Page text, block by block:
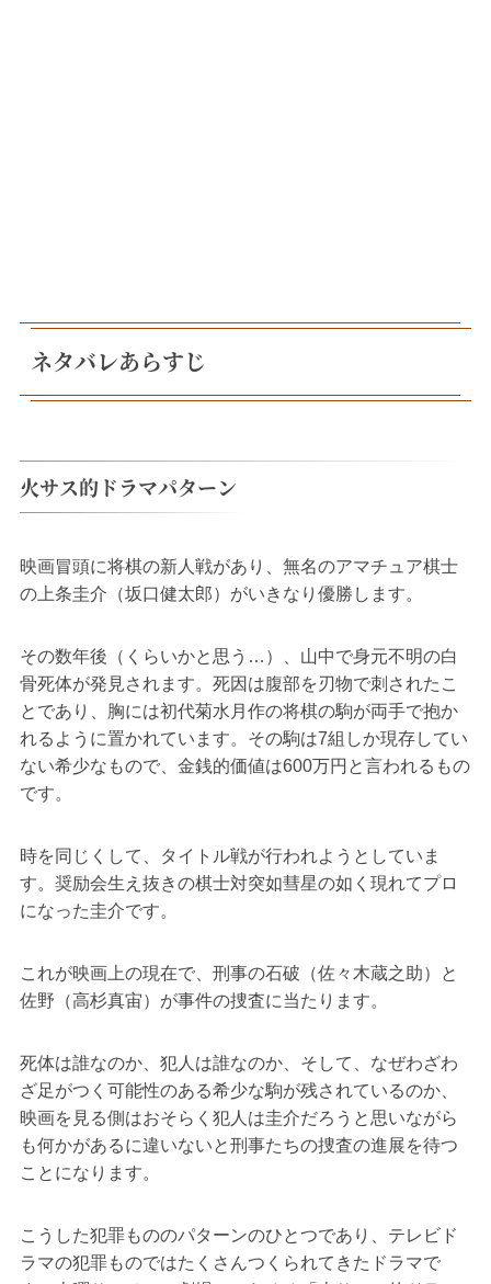
ネタバレあらすじ
火サス的ドラマパターン
映画冒頭に将棋の新人戦があり、無名のアマチュア棋士
の上条圭介（坂口健太郎）がいきなり優勝します。
その数年後（くらいかと思う…）、山中で身元不明の白
骨死体が発見されます。死因は腹部を刃物で刺されたこ
とであり、胸には初代菊水月作の将棋の駒が両手で抱か
れるように置かれています。その駒は7組しか現存してい
ない希少なもので、金銭的価値は600万円と言われるもの
です。
時を同じくして、タイトル戦が行われようとしていま
す。奨励会生え抜きの棋士対突如彗星の如く現れてプロ
になった圭介です。
これが映画上の現在で、刑事の石破（佐々木蔵之助）と
佐野（高杉真宙）が事件の捜査に当たります。
死体は誰なのか、犯人は誰なのか、そして、なぜわざわ
ざ足がつく可能性のある希少な駒が残されているのか、
映画を見る側はおそらく犯人は圭介だろうと思いながら
も何かがあるに違いないと刑事たちの捜査の進展を待つ
ことになります。
こうした犯罪もののパターンのひとつであり、テレビド
ラマの犯罪ものではたくさんつくられてきたドラマで